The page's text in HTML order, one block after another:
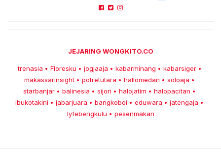
JEJARING WONGKITO.CO
trenasia • Floresku • jogjaaja • kabarminang • kabarsiger •
makassarinsight • potretutara • hallomedan • soloaja •
starbanjar • balinesia • sijori • halojatim • halopacitan •
ibukotakini • jabarjuara • bangkoboi • eduwara • jatengaja •
lyfebengkulu • pesenmakan